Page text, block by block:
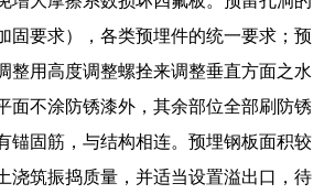
固要求），各类预埋件的统一要求；预
整用高度调整螺拴来调整垂直方面之水
面不涂防锈漆外，其余部位全部刷防锈
锚固筋，与结构相连。预埋钢板面积较
浇筑振捣质量，并适当设置溢出口，待